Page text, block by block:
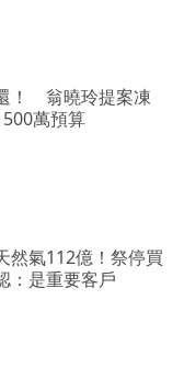
！ 翁曉玲提案凍
萬預算
然氣112億！祭停買
是重要客戶